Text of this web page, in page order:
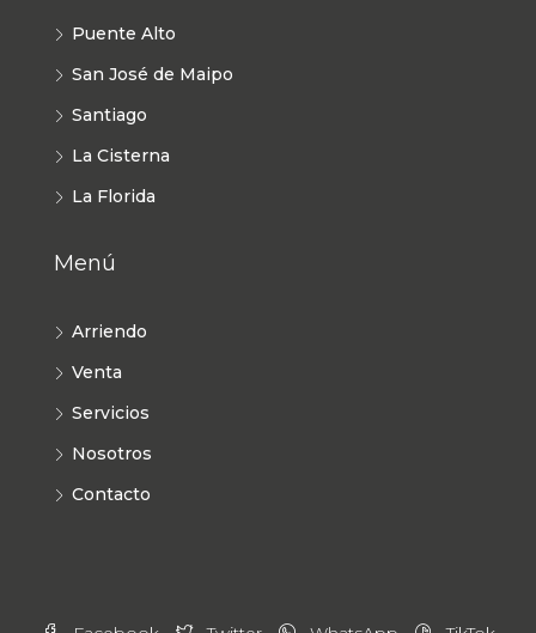
Puente Alto
San José de Maipo
Santiago
La Cisterna
La Florida
Menú
Arriendo
Venta
Servicios
Nosotros
Contacto